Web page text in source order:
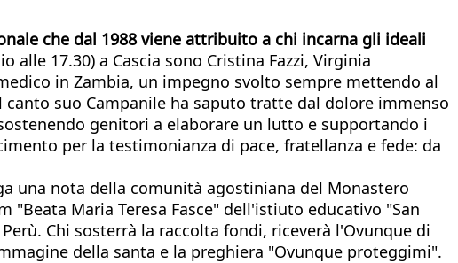
che dal 1988 viene attribuito a chi incarna gli ideali
alle 17.30) a Cascia sono Cristina Fazzi, Virginia
in Zambia, un impegno svolto sempre mettendo al
suo Campanile ha saputo tratte dal dolore immenso
genitori a elaborare un lutto e supportando i
per la testimonianza di pace, fratellanza e fede: da
una nota della comunità agostiniana del Monastero
Maria Teresa Fasce" dell'istiuto educativo "San
Chi sosterrà la raccolta fondi, riceverà l'Ovunque di
della santa e la preghiera "Ovunque proteggimi".